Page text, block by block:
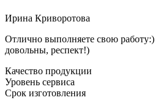
Ирина Криворотова
Отлично выполняете свою работу:)
довольны, респект!)
Качество продукции
Уровень сервиса
Срок изготовления